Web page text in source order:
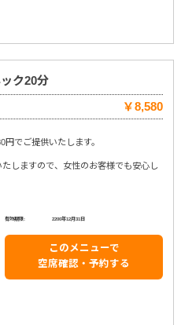
ク20分
￥8,580
でご提供いたします。
しますので、女性のお客様でも安心し
有効期限: 2200年12月31日
このメニューで
空席確認・予約する